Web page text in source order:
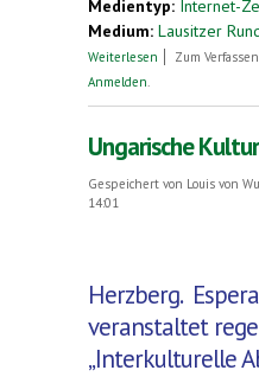
Medientyp: Internet-
Medium: Lausitzer
Weiterlesen über Ehre für
Zum
Anmelden
Ungarische
Gespeichert von Louis von
14:01
Herzberg.
veranstaltet
„Interkulturelle